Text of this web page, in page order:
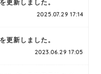
更新しました。
2025.07.29 17:14
更新しました。
2023.06.29 17:05